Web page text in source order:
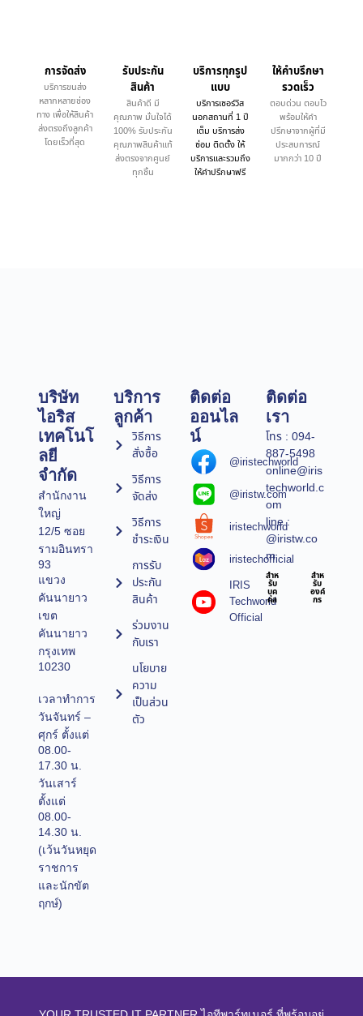
การจัดส่ง
บริการขนส่ง
หลากหลายช่อง
ทาง เพื่อให้สินค้า
ส่งตรงถึงลูกค้า
โดยเร็วที่สุด
รับประกัน
สินค้า
สินค้าดี มี
คุณภาพ มั่นใจได้
100% รับประกัน
คุณภาพสินค้าแท้
ส่งตรงจากศูนย์
ทุกชิ้น
บริการทุกรูป
แบบ
บริการเซอร์วิส
นอกสถานที่ 1 ปี
เต็ม บริการส่ง
ซ่อม ติดตั้ง ให้
บริการและรวมถึง
ให้คำปรึกษาฟรี
ให้คำบรึกษา
รวดเร็ว
ตอบด่วน ตอบไว
พร้อมให้คำ
ปรึกษาจากผู้ที่มี
ประสบการณ์
มากกว่า 10 ปี
บริษัท
ไอริส
เทคโนโ
ลยี
จำกัด
สำนักงาน
ใหญ่
12/5 ซอย
รามอินทรา
93
แขวง
คันนายาว
เขต
คันนายาว
กรุงเทพ
10230
เวลาทำการ
วันจันทร์ –
ศุกร์ ตั้งแต่
08.00-
17.30 น.
วันเสาร์
ตั้งแต่
08.00-
14.30 น.
(เว้นวันหยุด
ราชการ
และนักขัต
ฤกษ์)
บริการ
ลูกค้า
วิธีการ
สั่งซื้อ
วิธีการ
จัดส่ง
วิธีการ
ชำระเงิน
การรับ
ประกัน
สินค้า
ร่วมงาน
กับเรา
นโยบาย
ความ
เป็นส่วน
ตัว
ติดต่อ
ออนไล
น์
@iristechworld
@iristw.com
iristechworld
iristechofficial
IRIS
Techworld
Official
ติดต่อ
เรา
โทร : 094-
887-5498
online@iris
techworld.c
om
line :
@iristw.co
m
สำห
รับ
บุค
คล
สำห
รับ
องค์
กร